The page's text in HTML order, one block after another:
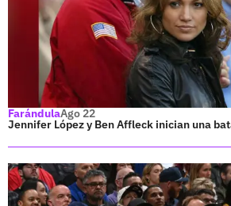
FarándulaAgo 22
Jennifer López y Ben Affleck inician una